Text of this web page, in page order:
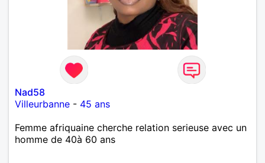
Nad58
Villeurbanne - 45 ans
Femme afriquaine cherche relation serieuse avec un
homme de 40à 60 ans